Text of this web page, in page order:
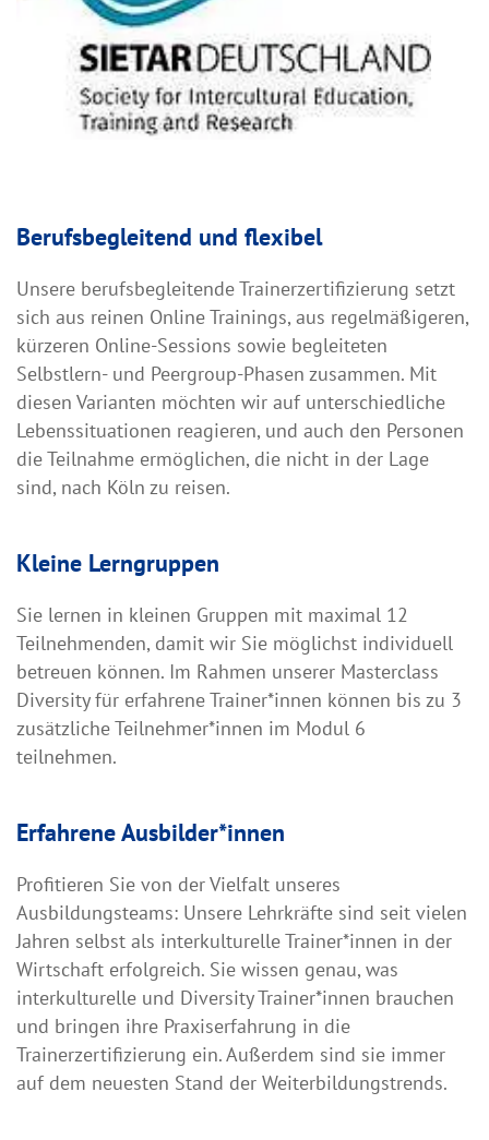
Berufsbegleitend und flexibel
Unsere berufsbegleitende Trainerzertifizierung setzt
sich aus reinen Online Trainings, aus regelmäßigeren,
kürzeren Online-Sessions sowie begleiteten
Selbstlern- und Peergroup-Phasen zusammen. Mit
diesen Varianten möchten wir auf unterschiedliche
Lebenssituationen reagieren, und auch den Personen
die Teilnahme ermöglichen, die nicht in der Lage
sind, nach Köln zu reisen.
Kleine Lerngruppen
Sie lernen in kleinen Gruppen mit maximal 12
Teilnehmenden, damit wir Sie möglichst individuell
betreuen können. Im Rahmen unserer Masterclass
Diversity für erfahrene Trainer*innen können bis zu 3
zusätzliche Teilnehmer*innen im Modul 6
teilnehmen.
Erfahrene Ausbilder*innen
Profitieren Sie von der Vielfalt unseres
Ausbildungsteams: Unsere Lehrkräfte sind seit vielen
Jahren selbst als interkulturelle Trainer*innen in der
Wirtschaft erfolgreich. Sie wissen genau, was
interkulturelle und Diversity Trainer*innen brauchen
und bringen ihre Praxiserfahrung in die
Trainerzertifizierung ein. Außerdem sind sie immer
auf dem neuesten Stand der Weiterbildungstrends.